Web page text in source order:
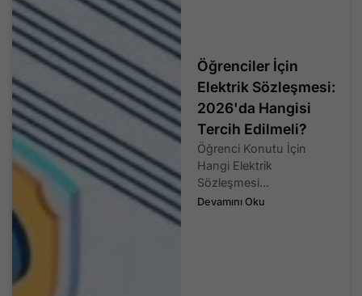
Öğrenciler İçin
Elektrik Sözleşmesi:
2026'da Hangisi
Tercih Edilmeli?
Öğrenci Konutu İçin
Hangi Elektrik
Sözleşmesi...
Devamını Oku